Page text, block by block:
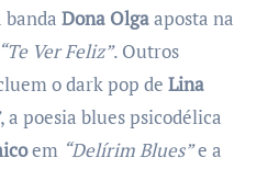
banda Dona Olgaaposta na
“Te Ver Feliz”. Outros
o dark pop de Lina
, a poesia blues psicodélica
em “Delírim Blues”e a